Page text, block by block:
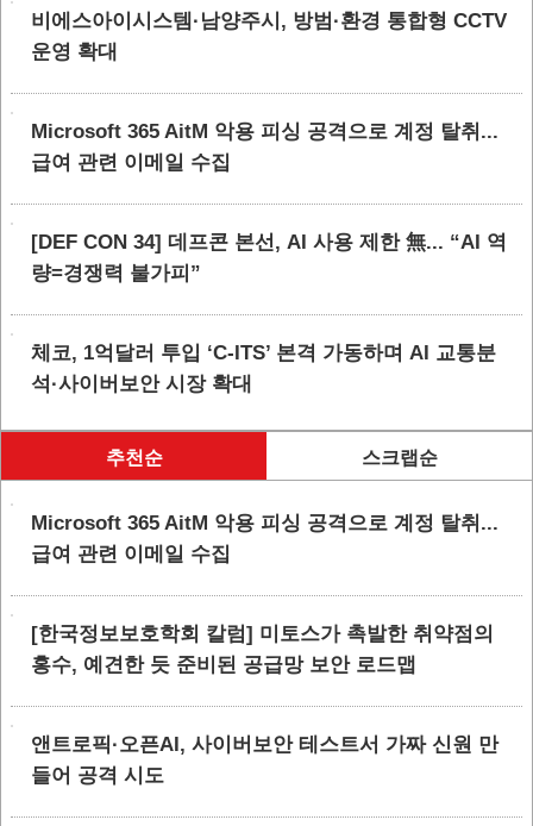
비에스아이시스템·남양주시, 방범·환경 통합형 CCTV
운영 확대
Microsoft 365 AitM 악용 피싱 공격으로 계정 탈취...
급여 관련 이메일 수집
[DEF CON 34] 데프콘 본선, AI 사용 제한 無... “AI 역
량=경쟁력 불가피”
체코, 1억달러 투입 ‘C-ITS’ 본격 가동하며 AI 교통분
석·사이버보안 시장 확대
추천순 스크랩순
Microsoft 365 AitM 악용 피싱 공격으로 계정 탈취...
급여 관련 이메일 수집
[한국정보보호학회 칼럼] 미토스가 촉발한 취약점의
홍수, 예견한 듯 준비된 공급망 보안 로드맵
앤트로픽·오픈AI, 사이버보안 테스트서 가짜 신원 만
들어 공격 시도